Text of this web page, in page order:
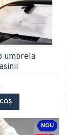
umbrela
NOU